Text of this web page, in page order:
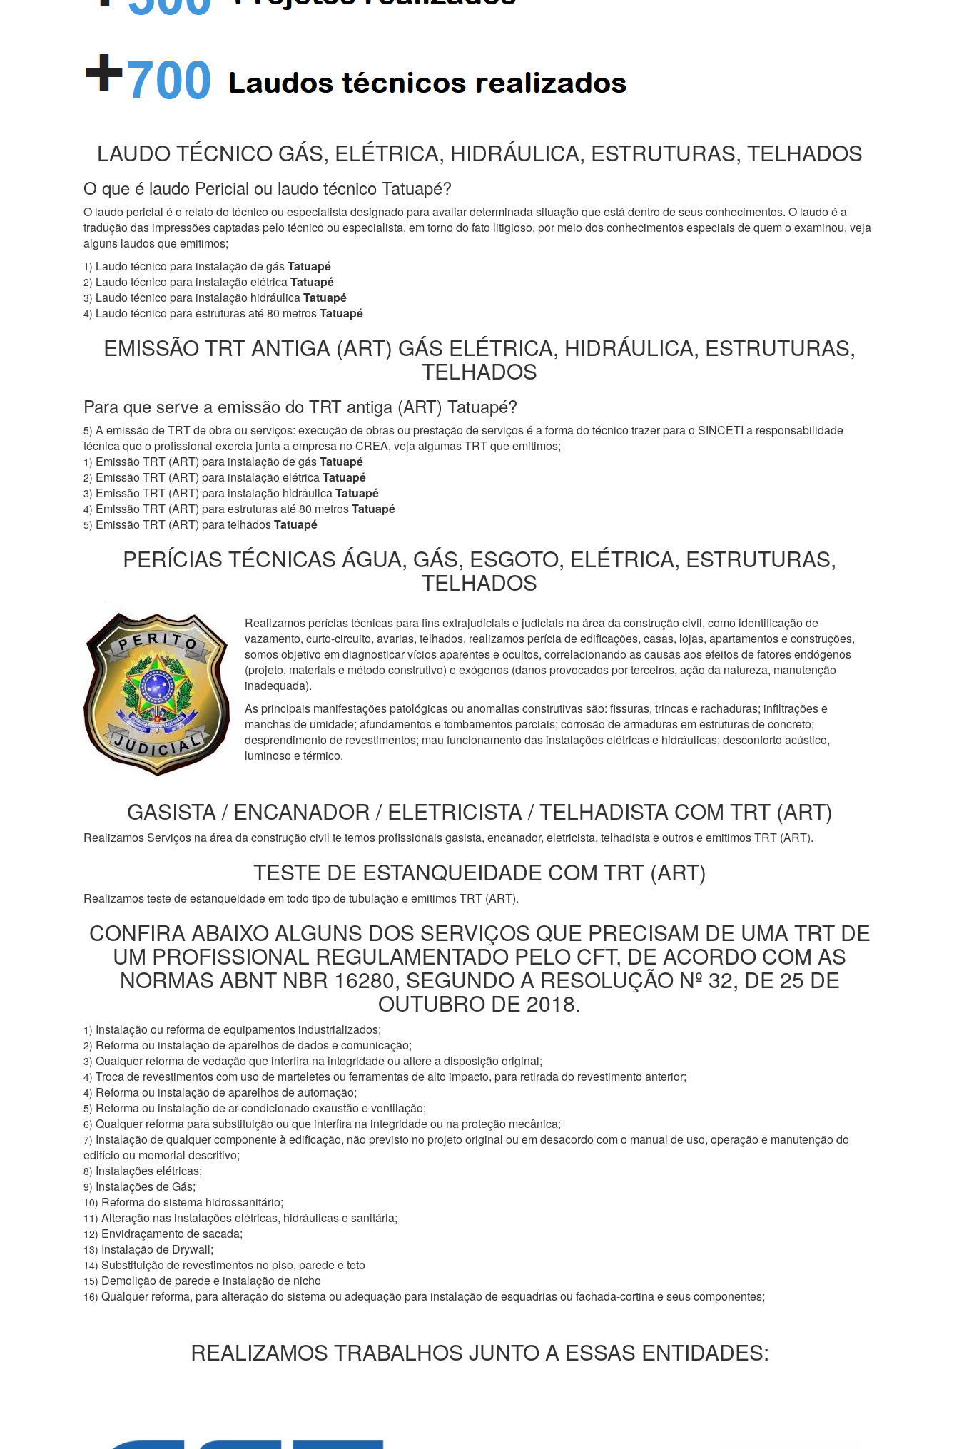
LAUDO TÉCNICO GÁS, ELÉTRICA, HIDRÁULICA, ESTRUTURAS, TELHADOS
O que é laudo Pericial ou laudo técnico Tatuapé?
O laudo pericial é o relato do técnico ou especialista designado para avaliar determinada situação que está dentro de seus conhecimentos. O laudo é a
tradução das impressões captadas pelo técnico ou especialista, em torno do fato litigioso, por meio dos conhecimentos especiais de quem o examinou, veja
alguns laudos que emitimos;
1) Laudo técnico para instalação de gásTatuapé
2) Laudo técnico para instalação elétricaTatuapé
3) Laudo técnico para instalação hidráulicaTatuapé
4) Laudo técnico para estruturas até 80 metrosTatuapé
EMISSÃO TRT ANTIGA (ART) GÁS ELÉTRICA, HIDRÁULICA, ESTRUTURAS,
TELHADOS
Para que serve a emissão do TRT antiga (ART) Tatuapé?
5) A emissão de TRT de obra ou serviços: execução de obras ou prestação de serviços é a forma do técnico trazer para o SINCETI a responsabilidade
técnica que o profissional exercia junta a empresa no CREA, veja algumas TRT que emitimos;
1) Emissão TRT (ART) para instalação de gásTatuapé
2) Emissão TRT (ART) para instalação elétricaTatuapé
3) Emissão TRT (ART) para instalação hidráulicaTatuapé
4) Emissão TRT (ART) para estruturas até 80 metrosTatuapé
5) Emissão TRT (ART) para telhadosTatuapé
PERÍCIAS TÉCNICAS ÁGUA, GÁS, ESGOTO, ELÉTRICA, ESTRUTURAS,
TELHADOS
Realizamos perícias técnicas para fins extrajudiciais e judiciais na área da construção civil, como identificação de
vazamento, curto-circuito, avarias, telhados, realizamos perícia de edificações, casas, lojas, apartamentos e construções,
somos objetivo em diagnosticar vícios aparentes e ocultos, correlacionando as causas aos efeitos de fatores endógenos
(projeto, materiais e método construtivo) e exógenos (danos provocados por terceiros, ação da natureza, manutenção
inadequada).
As principais manifestações patológicas ou anomalias construtivas são: fissuras, trincas e rachaduras; infiltrações e
manchas de umidade; afundamentos e tombamentos parciais; corrosão de armaduras em estruturas de concreto;
desprendimento de revestimentos; mau funcionamento das instalações elétricas e hidráulicas; desconforto acústico,
luminoso e térmico.
GASISTA / ENCANADOR / ELETRICISTA / TELHADISTA COM TRT (ART)
Realizamos Serviços na área da construção civil te temos profissionais gasista, encanador, eletricista, telhadista e outros e emitimos TRT (ART).
TESTE DE ESTANQUEIDADE COM TRT (ART)
Realizamos teste de estanqueidade em todo tipo de tubulação e emitimos TRT (ART).
CONFIRA ABAIXO ALGUNS DOS SERVIÇOS QUE PRECISAM DE UMA TRT DE
UM PROFISSIONAL REGULAMENTADO PELO CFT, DE ACORDO COM AS
NORMAS ABNT NBR 16280, SEGUNDO A RESOLUÇÃO Nº 32, DE 25 DE
OUTUBRO DE 2018.
1) Instalação ou reforma de equipamentos industrializados;
2) Reforma ou instalação de aparelhos de dados e comunicação;
3) Qualquer reforma de vedação que interfira na integridade ou altere a disposição original;
4) Troca de revestimentos com uso de marteletes ou ferramentas de alto impacto, para retirada do revestimento anterior;
4) Reforma ou instalação de aparelhos de automação;
5) Reforma ou instalação de ar-condicionado exaustão e ventilação;
6) Qualquer reforma para substituição ou que interfira na integridade ou na proteção mecânica;
7) Instalação de qualquer componente à edificação, não previsto no projeto original ou em desacordo com o manual de uso, operação e manutenção do
edifício ou memorial descritivo;
8) Instalações elétricas;
9) Instalações de Gás;
10) Reforma do sistema hidrossanitário;
11) Alteração nas instalações elétricas, hidráulicas e sanitária;
12) Envidraçamento de sacada;
13) Instalação de Drywall;
14) Substituição de revestimentos no piso, parede e teto
15) Demolição de parede e instalação de nicho
16) Qualquer reforma, para alteração do sistema ou adequação para instalação de esquadrias ou fachada-cortina e seus componentes;
REALIZAMOS TRABALHOS JUNTO A ESSAS ENTIDADES: